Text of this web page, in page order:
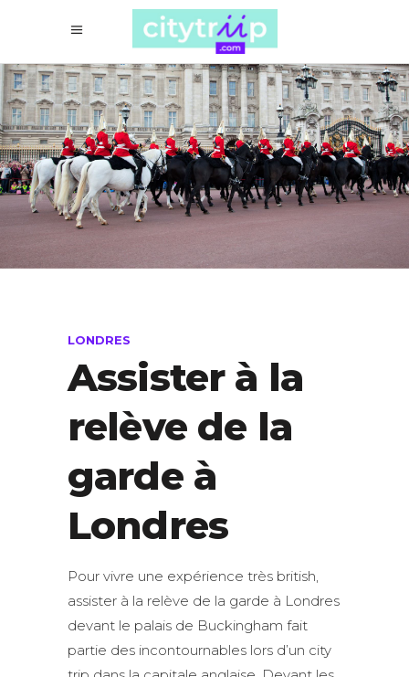
LONDRES
Assister à la
relève de la
garde à
Londres
Pour vivre une expérience très british,
assister à la relève de la garde à Londres
devant le palais de Buckingham fait
partie des incontournables lors d’un city